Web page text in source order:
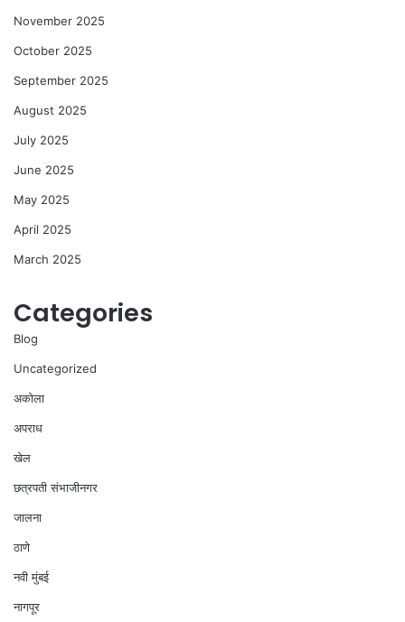
November 2025
October 2025
September 2025
August 2025
July 2025
June 2025
May 2025
April 2025
March 2025
Categories
Blog
Uncategorized
अकोला
अपराध
खेल
छत्रपती संभाजीनगर
जालना
ठाणे
नवी मुंबई
नागपूर